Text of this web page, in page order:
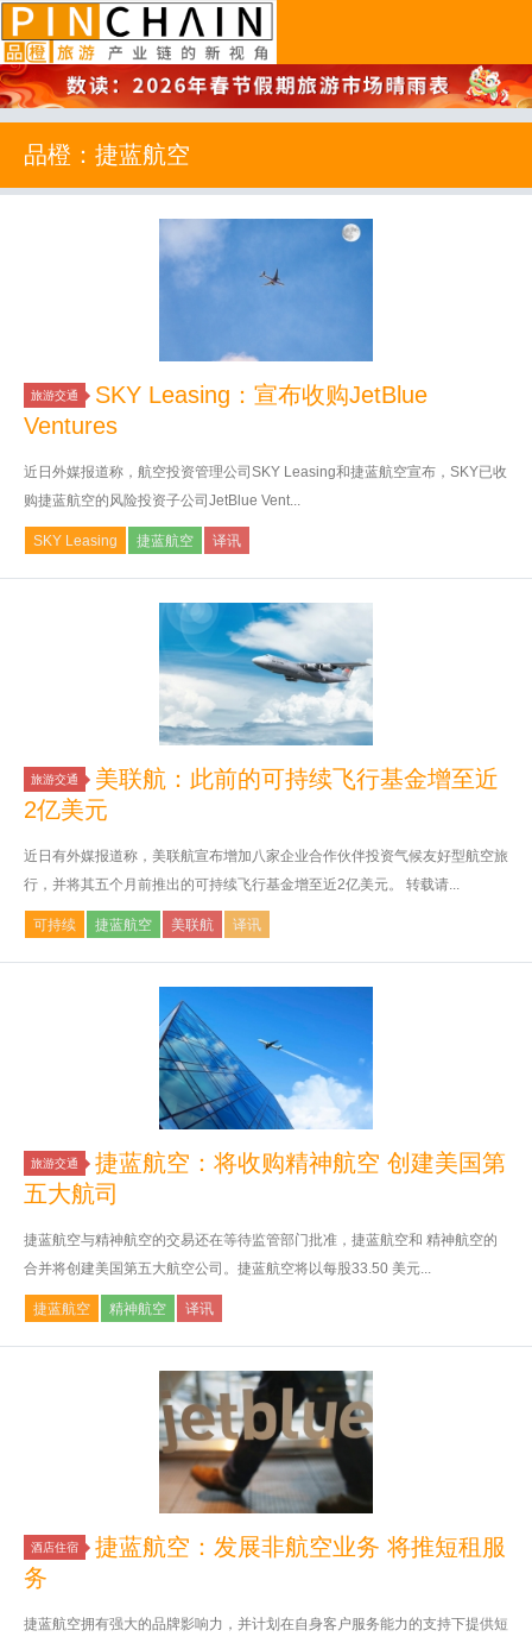
品橙旅游
品橙：捷蓝航空
旅游交通
SKY Leasing：宣布收购JetBlue
Ventures
近日外媒报道称，航空投资管理公司SKY Leasing和捷蓝航空宣布，SKY已收
购捷蓝航空的风险投资子公司JetBlue Vent...
SKY Leasing 捷蓝航空 译讯
旅游交通
美联航：此前的可持续飞行基金增至近
2亿美元
近日有外媒报道称，美联航宣布增加八家企业合作伙伴投资气候友好型航空旅
行，并将其五个月前推出的可持续飞行基金增至近2亿美元。 转载请...
可持续 捷蓝航空 美联航 译讯
旅游交通
捷蓝航空：将收购精神航空 创建美国第
五大航司
捷蓝航空与精神航空的交易还在等待监管部门批准，捷蓝航空和 精神航空的
合并将创建美国第五大航空公司。捷蓝航空将以每股33.50 美元...
捷蓝航空 精神航空 译讯
酒店住宿
捷蓝航空：发展非航空业务 将推短租服
务
捷蓝航空拥有强大的品牌影响力，并计划在自身客户服务能力的支持下提供短